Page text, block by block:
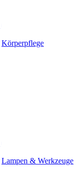
Körperpflege
Lampen & Werkzeuge